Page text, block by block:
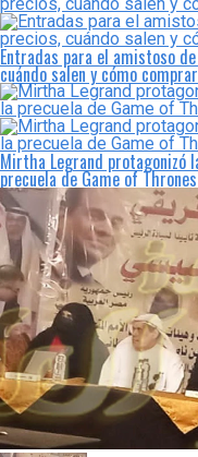
Entradas para el amistoso
cuándo salen y cómo comprar
Mirtha Legrand protagonizó
precuela de Game of Thrones